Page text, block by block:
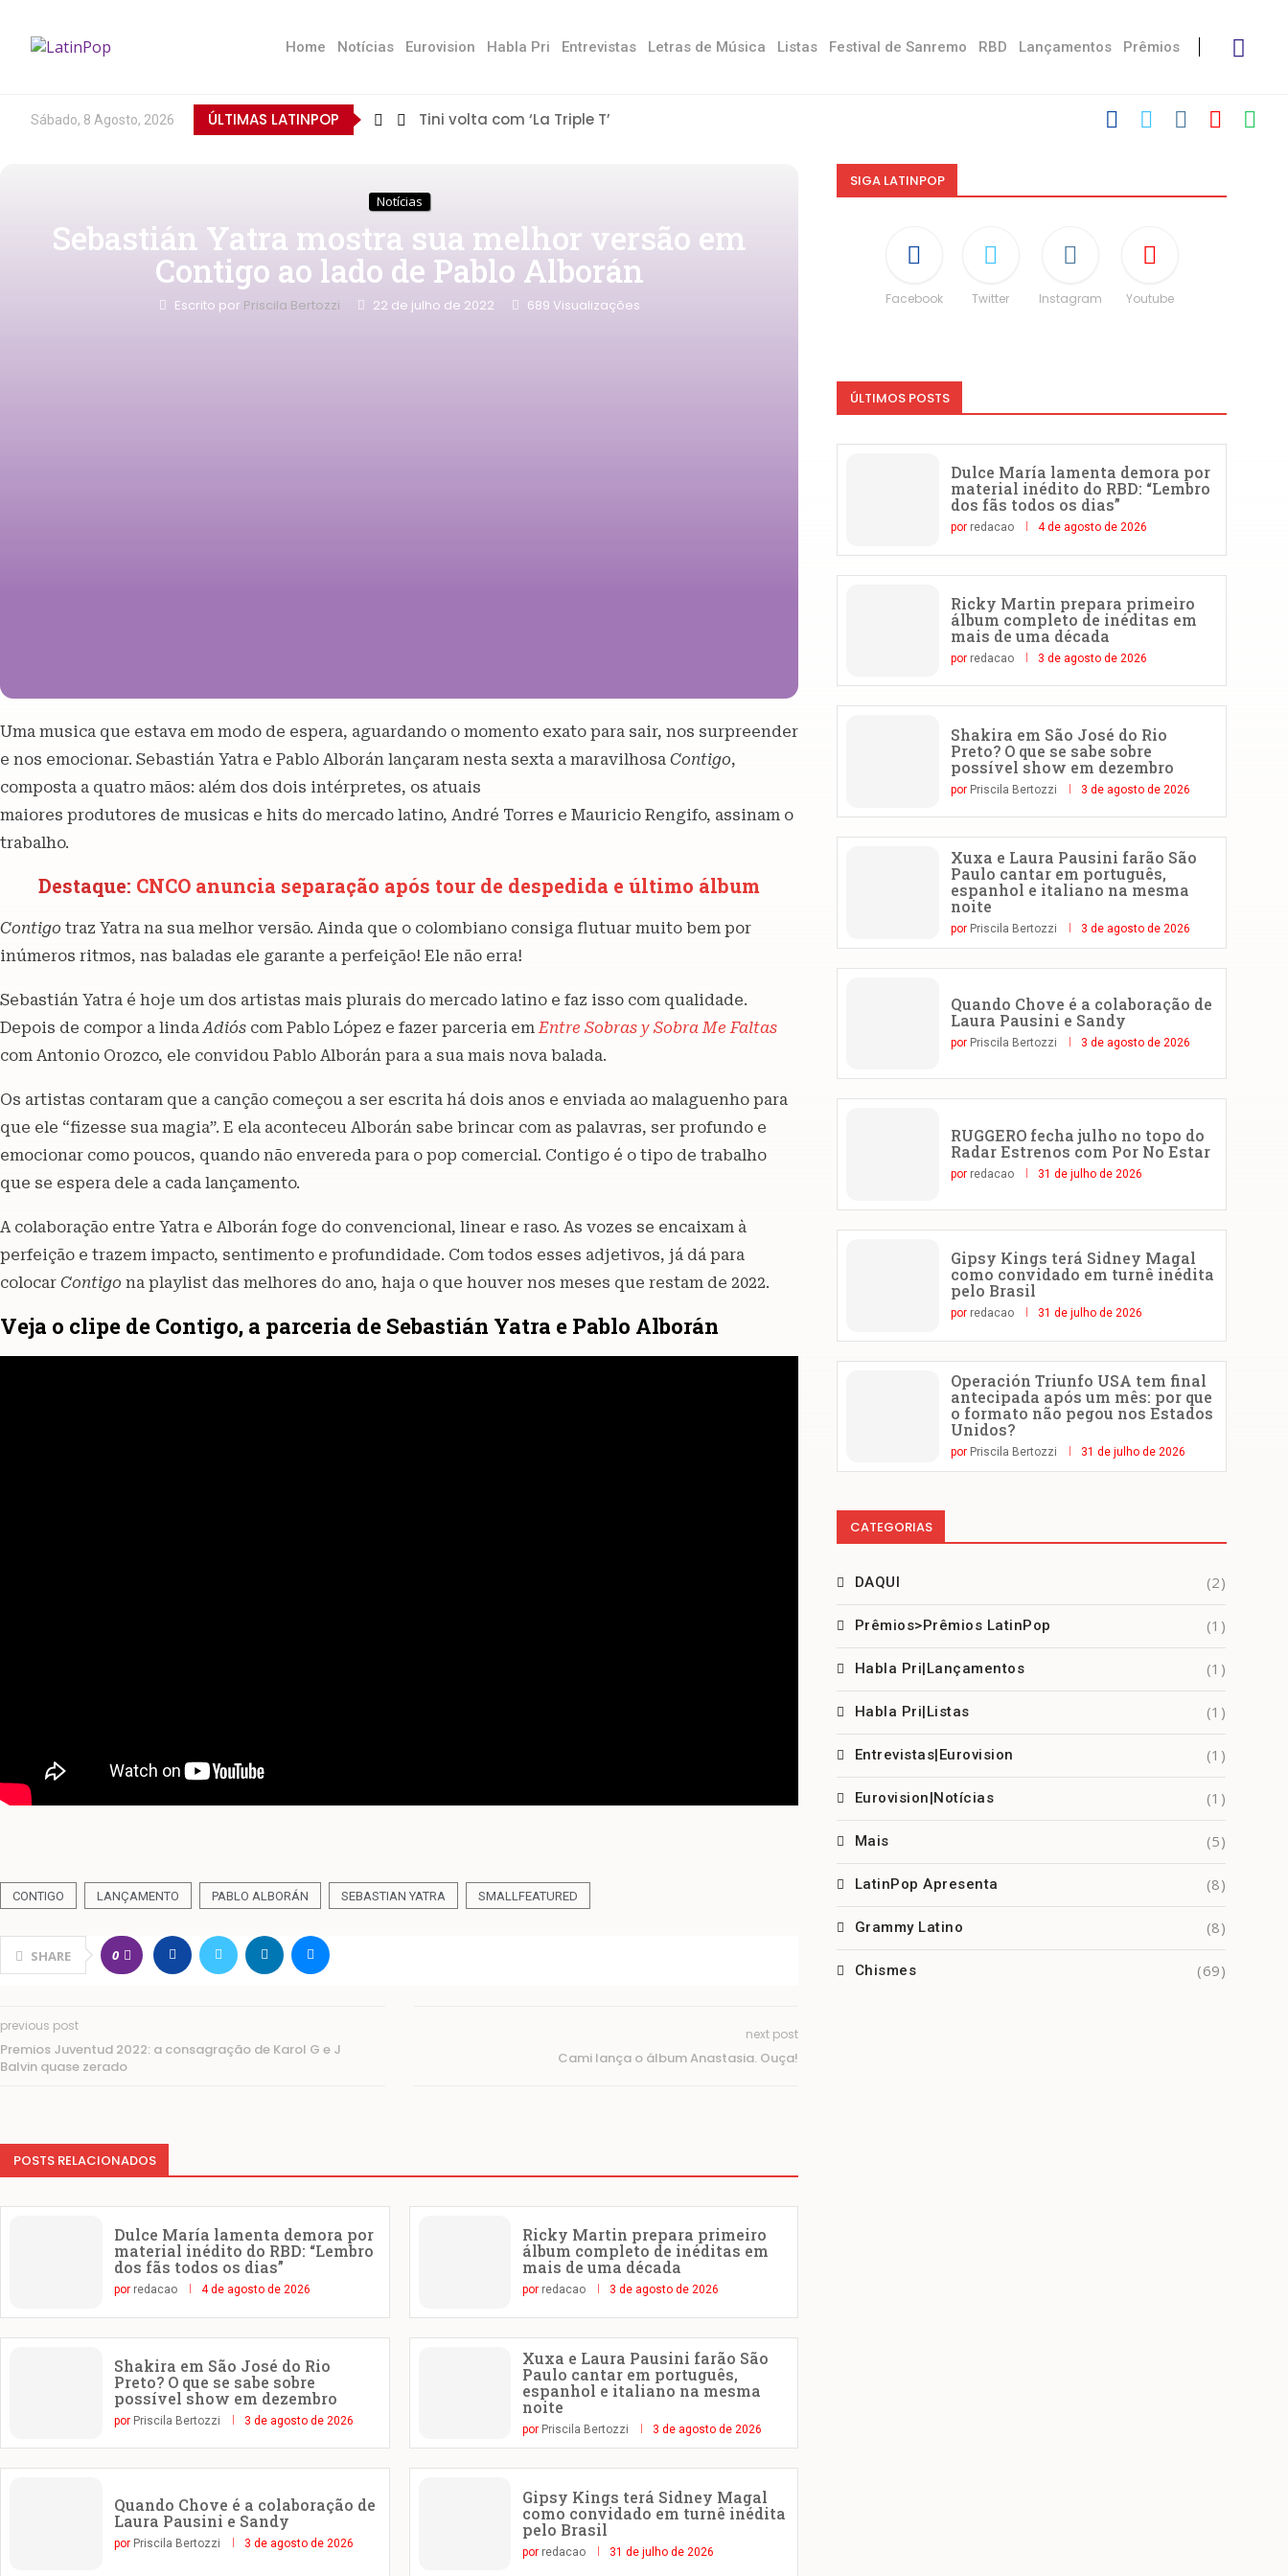
Home Notícias Eurovision Habla Pri Entrevistas Letras de Música Listas Festival de Sanremo RBD Lançamentos Prêmios
Sábado, 8 Agosto, 2026 ÚLTIMAS LATINPOP Tini volta com ‘La Triple T’
Notícias
Sebastián Yatra mostra sua melhor versão em
Contigo ao lado de Pablo Alborán
Escrito por Priscila Bertozzi 22 de julho de 2022 689 Visualizações
Uma musica que estava em modo de espera, aguardando o momento exato para sair, nos surpreender
e nos emocionar. Sebastián Yatra e Pablo Alborán lançaram nesta sexta a maravilhosa Contigo,
composta a quatro mãos: além dos dois intérpretes, os atuais
maiores produtores de musicas e hits do mercado latino, André Torres e Mauricio Rengifo, assinam o
trabalho.
Destaque: CNCO anuncia separação após tour de despedida e último álbum
Contigo traz Yatra na sua melhor versão. Ainda que o colombiano consiga flutuar muito bem por
inúmeros ritmos, nas baladas ele garante a perfeição! Ele não erra!
Sebastián Yatra é hoje um dos artistas mais plurais do mercado latino e faz isso com qualidade.
Depois de compor a lindaAdiós com Pablo López e fazer parceria emEntre Sobras y Sobra Me Faltas
com Antonio Orozco, ele convidou Pablo Alborán para a sua mais nova balada.
Os artistas contaram que a canção começou a ser escrita há dois anos e enviada ao malaguenho para
que ele “fizesse sua magia”. E ela aconteceu Alborán sabe brincar com as palavras, ser profundo e
emocionar como poucos, quando não envereda para o pop comercial. Contigo é o tipo de trabalho
que se espera dele a cada lançamento.
A colaboração entre Yatra e Alborán foge do convencional, linear e raso. As vozes se encaixam à
perfeição e trazem impacto, sentimento e profundidade. Com todos esses adjetivos, já dá para
colocar Contigo na playlist das melhores do ano, haja o que houver nos meses que restam de 2022.
Veja o clipe de Contigo, a parceria de Sebastián Yatra e Pablo Alborán
CONTIGO LANÇAMENTO PABLO ALBORÁN SEBASTIAN YATRA SMALLFEATURED
SHARE 0
previous post
Premios Juventud 2022: a consagração de Karol G e J
Balvin quase zerado
next post
Cami lança o álbum Anastasia. Ouça!
POSTS RELACIONADOS
Dulce María lamenta demora por
material inédito do RBD: “Lembro
dos fãs todos os dias”
por redacao 4 de agosto de 2026
Ricky Martin prepara primeiro
álbum completo de inéditas em
mais de uma década
por redacao 3 de agosto de 2026
Shakira em São José do Rio
Preto? O que se sabe sobre
possível show em dezembro
por Priscila Bertozzi 3 de agosto de 2026
Xuxa e Laura Pausini farão São
Paulo cantar em português,
espanhol e italiano na mesma
noite
por Priscila Bertozzi 3 de agosto de 2026
Quando Chove é a colaboração de
Laura Pausini e Sandy
por Priscila Bertozzi 3 de agosto de 2026
Gipsy Kings terá Sidney Magal
como convidado em turnê inédita
pelo Brasil
por redacao 31 de julho de 2026
SIGA LATINPOP
Facebook Twitter Instagram Youtube
ÚLTIMOS POSTS
Dulce María lamenta demora por
material inédito do RBD: “Lembro
dos fãs todos os dias”
por redacao 4 de agosto de 2026
Ricky Martin prepara primeiro
álbum completo de inéditas em
mais de uma década
por redacao 3 de agosto de 2026
Shakira em São José do Rio
Preto? O que se sabe sobre
possível show em dezembro
por Priscila Bertozzi 3 de agosto de 2026
Xuxa e Laura Pausini farão São
Paulo cantar em português,
espanhol e italiano na mesma
noite
por Priscila Bertozzi 3 de agosto de 2026
Quando Chove é a colaboração de
Laura Pausini e Sandy
por Priscila Bertozzi 3 de agosto de 2026
RUGGERO fecha julho no topo do
Radar Estrenos com Por No Estar
por redacao 31 de julho de 2026
Gipsy Kings terá Sidney Magal
como convidado em turnê inédita
pelo Brasil
por redacao 31 de julho de 2026
Operación Triunfo USA tem final
antecipada após um mês: por que
o formato não pegou nos Estados
Unidos?
por Priscila Bertozzi 31 de julho de 2026
CATEGORIAS
DAQUI (2)
Prêmios>Prêmios LatinPop (1)
Habla Pri|Lançamentos (1)
Habla Pri|Listas (1)
Entrevistas|Eurovision (1)
Eurovision|Notícias (1)
Mais (5)
LatinPop Apresenta (8)
Grammy Latino (8)
Chismes (69)